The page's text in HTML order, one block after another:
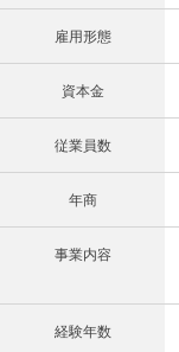
雇用形態
資本金
従業員数
年商
事業内容
経験年数